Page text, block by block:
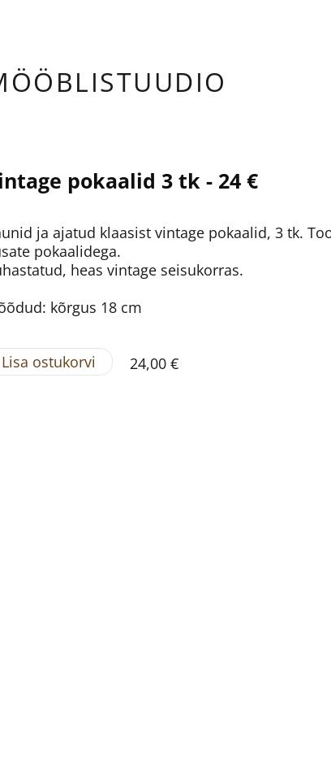
pokaalid 3 tk - 24 €
ja ajatud klaasist vintage pokaalid, 3 tk.
pokaalidega.
heas vintage seisukorras.
kõrgus 18 cm
Lisa ostukorvi 24,00 €